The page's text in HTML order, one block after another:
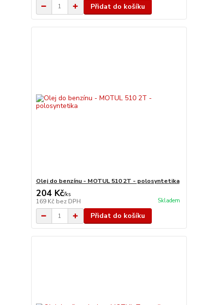
Přidat do košíku
Olej do benzínu - MOTUL 510 2T - polosyntetika
204 Kč/ks
169 Kč bez DPH Skladem
Přidat do košíku